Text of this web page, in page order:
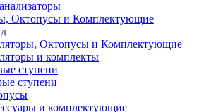
Октопусы и Комплектующие
Октопусы и Комплектующие
и комплекты
ступени
ступени
и комплектующие